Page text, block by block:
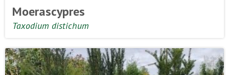
Moerascypres
Taxodium distichum